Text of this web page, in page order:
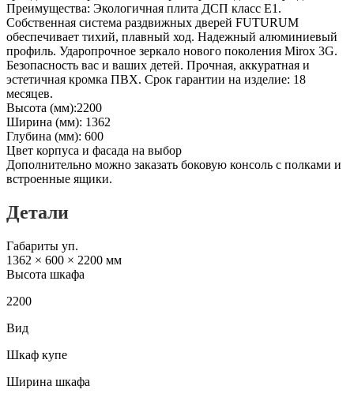
Преимущества: Экологичная плита ДСП класс E1.
Собственная система раздвижных дверей FUTURUM
обеспечивает тихий, плавный ход. Надежный алюминиевый
профиль. Ударопрочное зеркало нового поколения Mirox 3G.
Безопасность вас и ваших детей. Прочная, аккуратная и
эстетичная кромка ПВХ. Срок гарантии на изделие: 18
месяцев.
Высота (мм):2200
Ширина (мм): 1362
Глубина (мм): 600
Цвет корпуса и фасада на выбор
Дополнительно можно заказать боковую консоль с полками и
встроенные ящики.
Детали
Габариты уп.
1362 × 600 × 2200 мм
Высота шкафа
2200
Вид
Шкаф купе
Ширина шкафа